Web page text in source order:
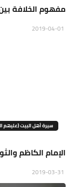
مفهوم الخلافة
سيرة أهل البيت (عليهم
الإمام الكاظم